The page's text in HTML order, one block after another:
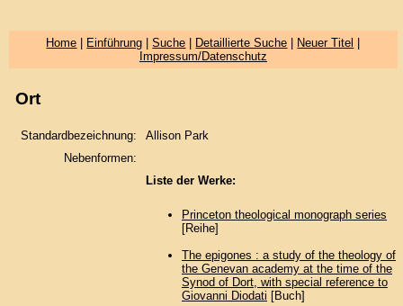
Home Einführung |Suche Detaillierte Suche Neuer Titel
Impressum/Datenschutz
Ort
Standardbezeichnung:
Allison Park
Nebenformen:
Liste der Werke:
Princeton theological monograph series
[Reihe]
The epigones : a study of the theology of
the Genevan academy at the time of the
Synod of Dort, with special reference to
Giovanni Diodati [Buch]